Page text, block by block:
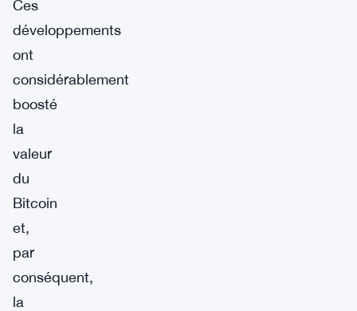
Ces
développements
ont
considérablement
boosté
la
valeur
du
Bitcoin
et,
par
conséquent,
la